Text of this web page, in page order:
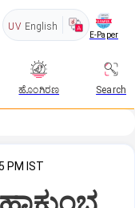
UV English
E-Paper
ಹೊಂಗಿರಣ Search
PM IST